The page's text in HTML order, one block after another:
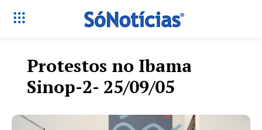
Protestos no Ibama
Sinop-2- 25/09/05